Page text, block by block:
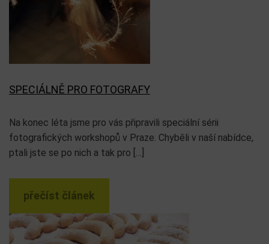
SPECIÁLNĚ PRO FOTOGRAFY
Na konec léta jsme pro vás připravili speciální sérii
fotografických workshopů v Praze. Chyběli v naší nabídce,
ptali jste se po nich a tak pro […]
přečíst článek